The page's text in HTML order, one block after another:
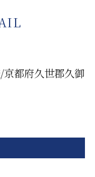
都府久世郡久御